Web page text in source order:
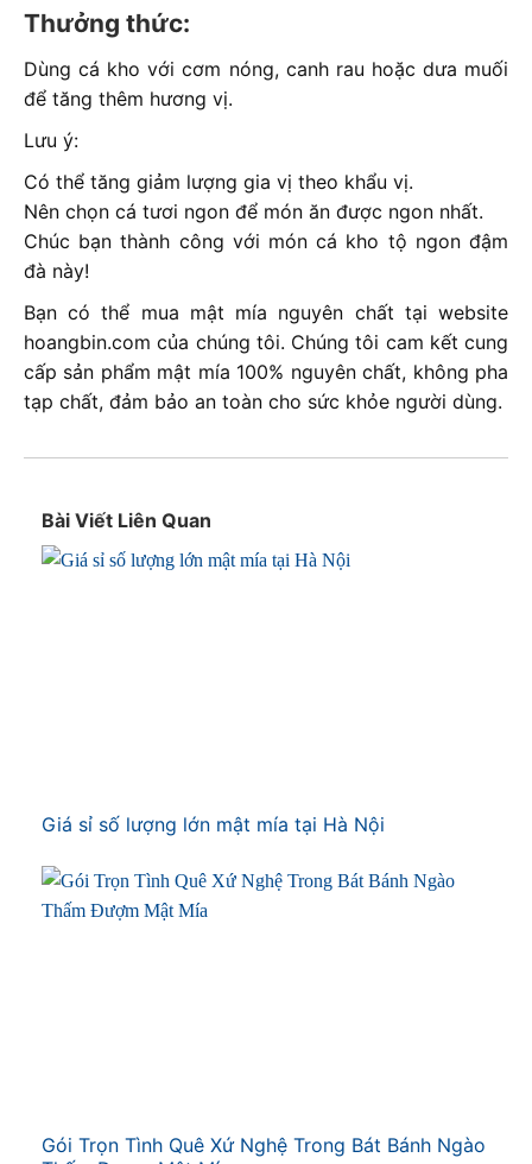
Thưởng thức:
Dùng cá kho với cơm nóng, canh rau hoặc dưa muối
để tăng thêm hương vị.
Lưu ý:
Có thể tăng giảm lượng gia vị theo khẩu vị.
Nên chọn cá tươi ngon để món ăn được ngon nhất.
Chúc bạn thành công với món cá kho tộ ngon đậm
đà này!
Bạn có thể mua mật mía nguyên chất tại website
hoangbin.com của chúng tôi. Chúng tôi cam kết cung
cấp sản phẩm mật mía 100% nguyên chất, không pha
tạp chất, đảm bảo an toàn cho sức khỏe người dùng.
Bài Viết Liên Quan
Giá sỉ số lượng lớn mật mía tại Hà Nội
Gói Trọn Tình Quê Xứ Nghệ Trong Bát Bánh Ngào